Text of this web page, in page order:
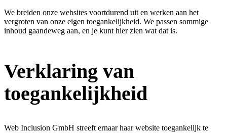
We breiden onze websites voortdurend uit en werken aan het
vergroten van onze eigen toegankelijkheid. We passen sommige
inhoud gaandeweg aan, en je kunt hier zien wat dat is.
Verklaring van
toegankelijkheid
Web Inclusion GmbH streeft ernaar haar website toegankelijk te